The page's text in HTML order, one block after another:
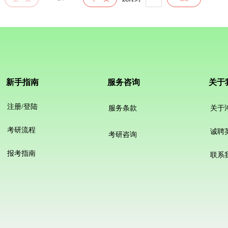
新手指南 服务咨询 关于
注册/登陆
考研流程
报考指南
服务条款
考研咨询
关于
诚聘
联系